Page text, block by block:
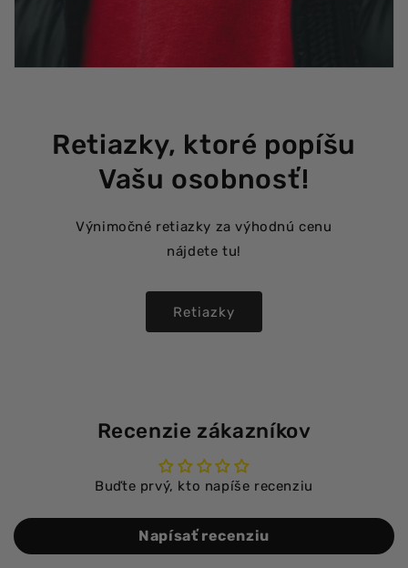
Retiazky, ktoré popíšu
Vašu osobnosť!
Výnimočné retiazky za výhodnú cenu
nájdete tu!
Retiazky
Recenzie zákazníkov
Buďte prvý, kto napíše recenziu
Napísať recenziu